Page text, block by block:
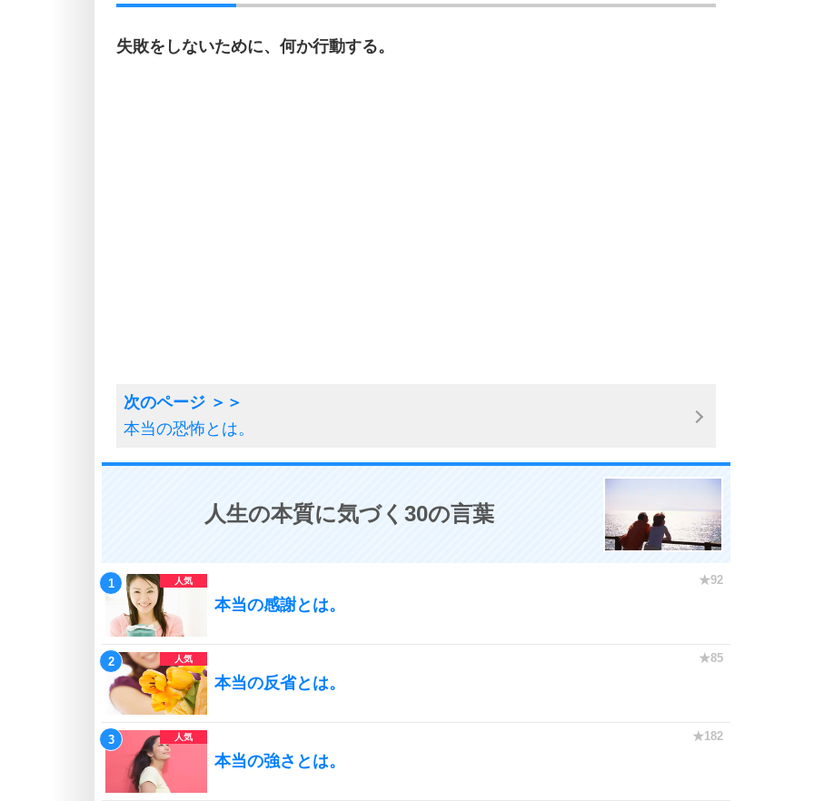
失敗をしないために、何か行動する。
本当の恐怖とは。
人生の本質に気づく30の言葉
本当の感謝とは。
本当の反省とは。
本当の強さとは。